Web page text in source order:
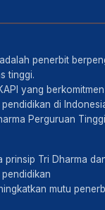
penerbit
tinggi.
yang
di
Perguruan
prinsip Tri Dharma
mutu